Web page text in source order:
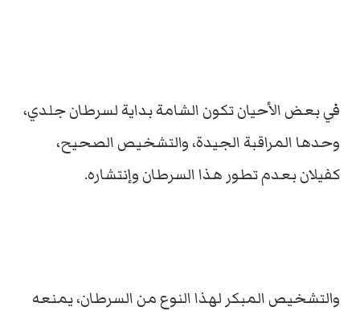
في بعض الأحيان تكون الشامة بداية لسرطان جلدي،
وحدها المراقبة الجيدة، والتشخيص الصحيح،
كفيلان بعدم تطور هذا السرطان وإنتشاره.
والتشخيص المبكر لهذا النوع من السرطان، يمنعه